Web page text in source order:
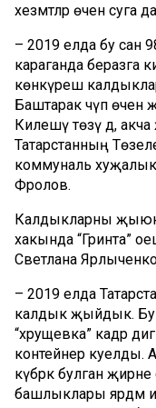
хезмәтләр өчен суга
– 2019 елда бу сан
караганда беразга
көнкүреш
Баштарак чүп
Килешү төзү дә,
Татарстанның
коммуналь
Фролов.
Калдыкларны
хакында “Гринта”
Светлана Ярлыченко
– 2019 елда
калдык җыйдык. Бу
“хрущевка” кадәр
контейнер куелды.
күбрәк булган
башлыклары ярдәм